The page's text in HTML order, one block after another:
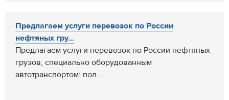
Предлагаем услуги перевозок по России
нефтяных гру...
Предлагаем услуги перевозок по России нефтяных
грузов, специально оборудованным
автотранспортом: пол...